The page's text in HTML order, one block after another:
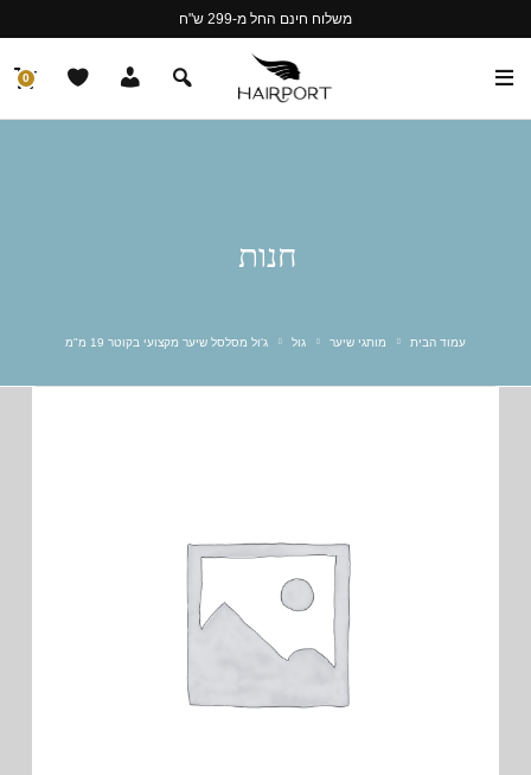
משלוח חינם החל מ-299 ש"ח
0
חנות
עמוד הבית מותגי שיער גול ג'ול מסלסל שיער מקצועי בקוטר 19 מ"מ